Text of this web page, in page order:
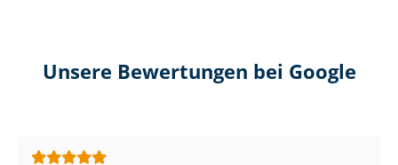
Unsere Bewertungen bei Google